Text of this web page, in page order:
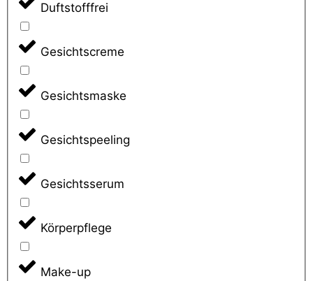
Duftstofffrei
Gesichtscreme
Gesichtsmaske
Gesichtspeeling
Gesichtsserum
Körperpflege
Make-up